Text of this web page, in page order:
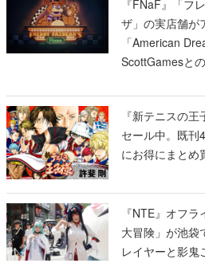
『FNaF』「フ
ザ」の実店舗が
「American
ScottGamesと
テージショー
る
『新テニスの
セール中。既刊
にお得にまとめ
『NTE』オフ
大冒険」が池
レイヤーと影鬼